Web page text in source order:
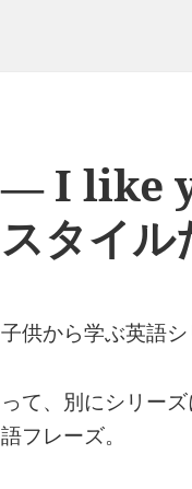
― I like
スタイル
子供から学ぶ英語シ
って、別にシリー
語フレーズ。